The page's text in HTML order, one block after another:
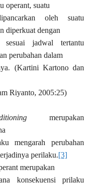
operant, suatu
oleh suatu
diperkuat dengan
sesuai jadwal tertantu
perubahan dalam
(Kartini Kartono dan
Riyanto, 2005:25)
merupakan
mengarah perubahan
perilaku.[3]
merupakan
konsekuensi prilaku